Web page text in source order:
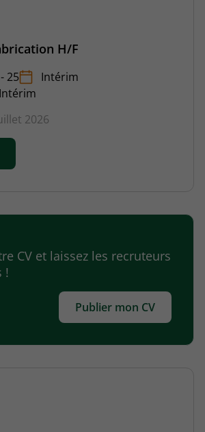
H/F
25
Intérim
2026
CV et laissez les recruteurs
!
Publier mon CV